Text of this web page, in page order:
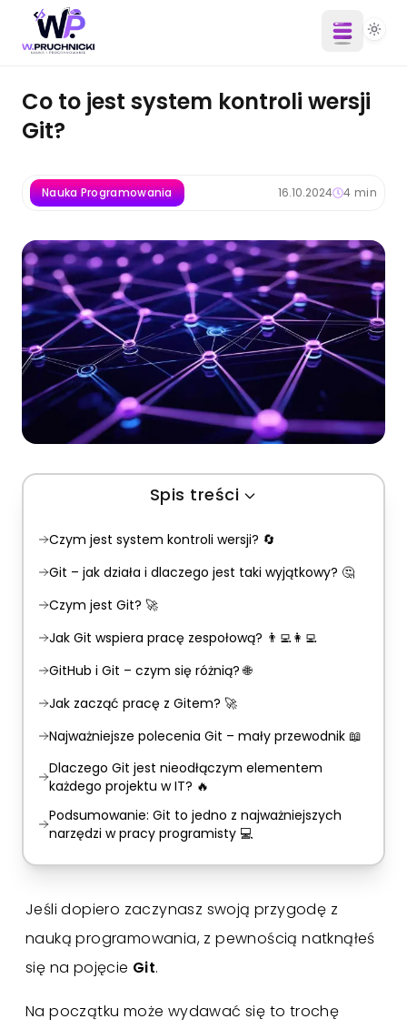
Co to jest system kontroli wersji
Git?
Nauka Programowania 16.10.2024 4 min
Spis treści
Czym jest system kontroli wersji? 🔄
Git – jak działa i dlaczego jest taki wyjątkowy? 🤔
Czym jest Git? 🚀
Jak Git wspiera pracę zespołową? 👨‍💻👩‍💻
GitHub i Git – czym się różnią? 🌐
Jak zacząć pracę z Gitem? 🚀
Najważniejsze polecenia Git – mały przewodnik 📖
Dlaczego Git jest nieodłączym elementem
każdego projektu w IT? 🔥
Podsumowanie: Git to jedno z najważniejszych
narzędzi w pracy programisty 💻
Jeśli dopiero zaczynasz swoją przygodę z
nauką programowania, z pewnością natknąłeś
się na pojęcie Git.
Na początku może wydawać się to trochę